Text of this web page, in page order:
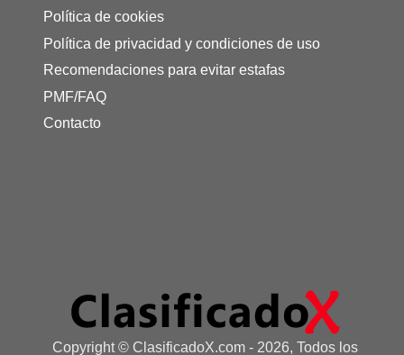
Política de cookies
Política de privacidad y condiciones de uso
Recomendaciones para evitar estafas
PMF/FAQ
Contacto
Copyright © ClasificadoX.com - 2026, Todos los